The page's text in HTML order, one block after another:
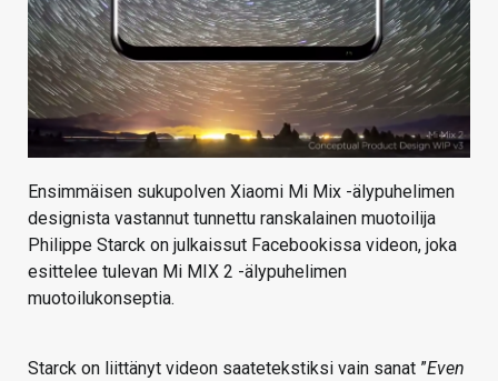
HAKU
Ensimmäisen sukupolven Xiaomi Mi Mix -älypuhelimen
designista vastannut tunnettu ranskalainen muotoilija
Philippe Starck on julkaissut Facebookissa videon, joka
esittelee tulevan Mi MIX 2 -älypuhelimen
muotoilukonseptia.
Starck on liittänyt videon saatetekstiksi vain sanat ”Even